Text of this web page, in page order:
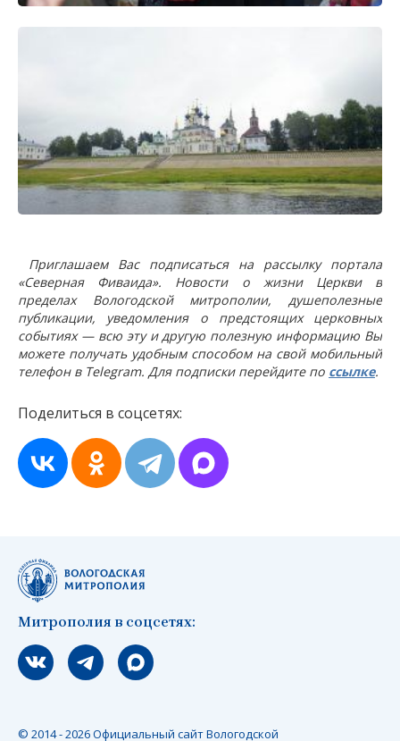
Приглашаем Вас подписаться на рассылку портала
«Северная Фиваида». Новости о жизни Церкви в
пределах Вологодской митрополии, душеполезные
публикации, уведомления о предстоящих церковных
событиях — всю эту и другую полезную информацию Вы
можете получать удобным способом на свой мобильный
телефон в Telegram. Для подписки перейдите по ссылке.
Поделиться в соцсетях:
Митрополия в соцсетях:
Мы вконтакте
Мы в telegram
Мы в Макс
© 2014 - 2026 Официальный сайт Вологодской